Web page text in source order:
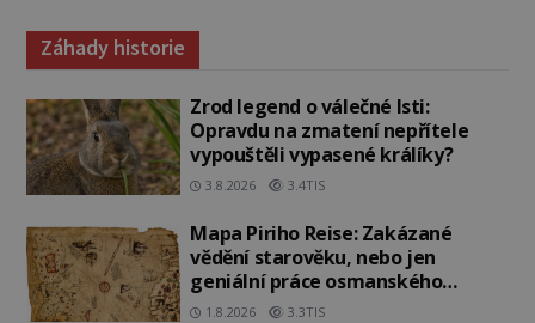
Záhady historie
Zrod legend o válečné lsti:
Opravdu na zmatení nepřítele
vypouštěli vypasené králíky?
3.8.2026 3.4TIS
Mapa Piriho Reise: Zakázané
vědění starověku, nebo jen
geniální práce osmanského
admirála?
1.8.2026 3.3TIS